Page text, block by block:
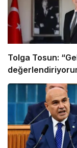
Tolga Tosun: